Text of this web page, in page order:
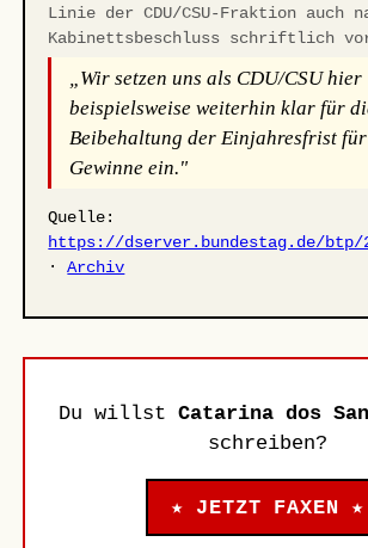
Linie der CDU/CSU-Fraktion auch
Kabinettsbeschluss schriftlich
„Wir setzen uns als CDU/CSU hier
beispielsweise weiterhin klar für
Beibehaltung der Einjahresfrist
Gewinne ein."
Quelle:
https://dserver.bundestag.de/btp/
·Archiv
Du willst Catarina dos
schreiben?
★ JETZT FAXEN ★